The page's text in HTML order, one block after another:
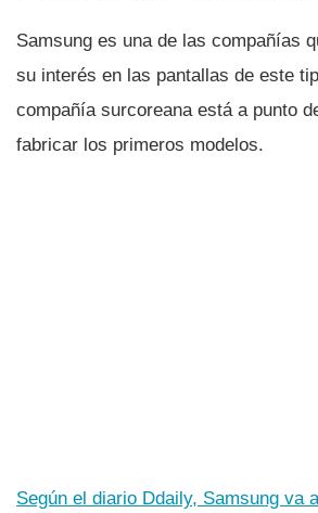
Samsung es una de las compañí­as
su interés en las pantallas de este
compañí­a surcoreana está a punto
fabricar los primeros modelos.
Según el diario Ddaily, Samsung va